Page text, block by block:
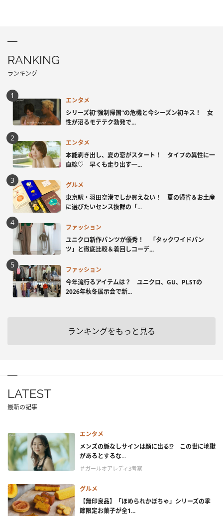
RANKING
ランキング
エンタメ
シリーズ初“強制帰国”の危機と今シーズン初キス！ 女
性が沼るモテテク勃発で...
エンタメ
本能剥き出し、夏の恋がスタート！ タイプの異性に一
直線♡ 早くも走り出す一...
グルメ
東京駅・羽田空港でしか買えない！ 夏の帰省＆お土産
に選びたいセンス抜群の「...
ファッション
ユニクロ新作パンツが優秀！ 「タックワイドパン
ツ」と徹底比較＆着回しコーデ...
ファッション
今年流行るアイテムは？ ユニクロ、GU、PLSTの
2026年秋冬展示会で新...
ランキングをもっと見る
LATEST
最新の記事
エンタメ
メンズの脈なしサインは顔に出る!? この世に地獄
があるとするな...
＃ガールオアレディ3考察
グルメ
【無印良品】「ほめられかぼちゃ」シリーズの季
節限定お菓子が全1...